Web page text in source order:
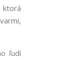
ktorá
ľudí